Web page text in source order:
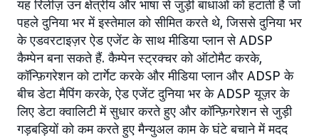
यह रिलीज़ उन क्षेत्रीय और भाषा से जुड़ी बाधाओं को हटाती है जो
पहले दुनिया भर में इस्तेमाल को सीमित करते थे, जिससे दुनिया भर
के एडवरटाइज़र ऐड एजेंट के साथ मीडिया प्लान से ADSP
कैम्पेन बना सकते हैं. कैम्पेन स्ट्रक्चर को ऑटोमैट करके,
कॉन्फ़िगरेशन को टार्गेट करके और मीडिया प्लान और ADSP के
बीच डेटा मैपिंग करके, ऐड एजेंट दुनिया भर के ADSP यूज़र के
लिए डेटा क्वालिटी में सुधार करते हुए और कॉन्फ़िगरेशन से जुड़ी
गड़बड़ियों को कम करते हुए मैन्युअल काम के घंटे बचाने में मदद